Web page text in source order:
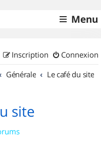
Menu
Connexion
Inscription
Générale Le café du site
site